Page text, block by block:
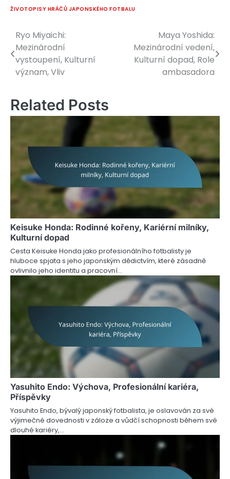
ŽIVOTOPISY HRÁČŮ JAPONSKÉHO FOTBALU
Post
navigation
Ryo Miyaichi:
Mezinárodní
vystoupení, Kulturní
význam, Vliv
Maya Yoshida:
Mezinárodní vedení,
Kulturní dopad, Role
ambasadora
Related Posts
Keisuke Honda: Rodinné kořeny, Kariérní milníky,
Kulturní dopad
Cesta Keisuke Honda jako profesionálního fotbalisty je
hluboce spjata s jeho japonským dědictvím, které zásadně
ovlivnilo jeho identitu a pracovní…
Yasuhito Endo: Výchova, Profesionální kariéra,
Příspěvky
Yasuhito Endo, bývalý japonský fotbalista, je oslavován za své
výjimečné dovednosti v záloze a vůdčí schopnosti během své
dlouhé kariéry,…